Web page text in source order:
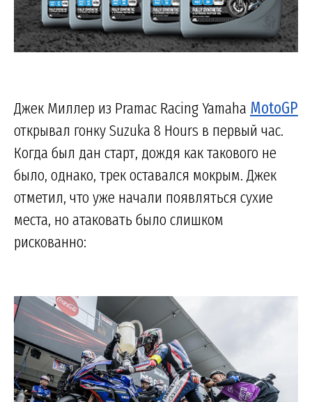
Джек Миллер из Pramac Racing Yamaha MotoGP
открывал гонку Suzuka 8 Hours в первый час.
Когда был дан старт, дождя как такового не
было, однако, трек оставался мокрым. Джек
отметил, что уже начали появляться сухие
места, но атаковать было слишком
рискованно: